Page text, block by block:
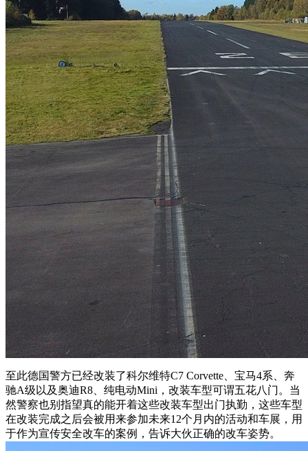
至此德国警方已经改装了科尔维特C7 Corvette、宝马4系、奔
驰A级以及奥迪R8、纯电动Mini，改装车型可谓五花八门。当
然警察也别指望真的能开着这些改装车型出门执勤，这些车型
在改装完成之后会被用来参加未来12个月内的活动和车展，用
于作为宣传安全改车的案例，告诉大伙正确的改车姿势。